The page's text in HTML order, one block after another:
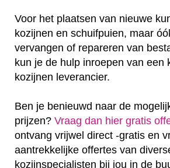
Voor het plaatsen van nieuwe
kozijnen en schuifpuien, maar
vervangen of repareren van
kun je de hulp inroepen van een
kozijnen leverancier.
Ben je benieuwd naar de
prijzen? Vraag dan hier gratis
ontvang vrijwel direct -gratis en
aantrekkelijke offertes van
kozijnspecialisten bij jou in de